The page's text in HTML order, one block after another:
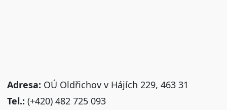
Adresa: OÚ Oldřichov v Hájích 229, 463 31
Tel.: (+420) 482 725 093